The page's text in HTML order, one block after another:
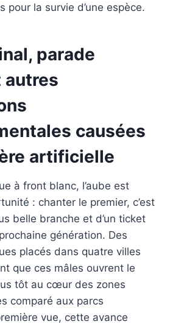
pour la survie d’une espèce.
parade
autres
causées
artificielle
à front blanc, l’aube est
: chanter le premier, c’est
belle branche et d’un ticket
génération. Des
placés dans quatre villes
que ces mâles ouvrent le
tôt au cœur des zones
comparé aux parcs
vue, cette avance